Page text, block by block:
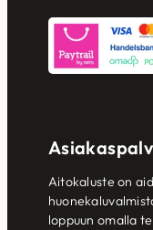
Aitokaluste on
loppuun omalla